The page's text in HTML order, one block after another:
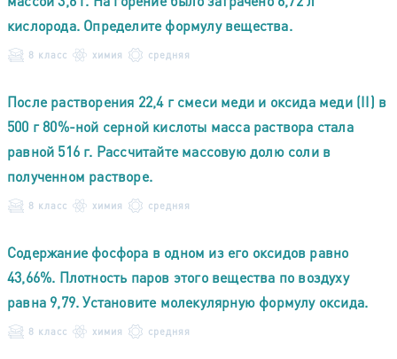
кислорода. Определите формулу вещества.
8 класс химия средняя
После растворения 22,4 г смеси меди и оксида меди (II) в
500 г 80%-ной серной кислоты масса раствора стала
равной 516 г. Рассчитайте массовую долю соли в
полученном растворе.
8 класс химия средняя
Содержание фосфора в одном из его оксидов равно
43,66%. Плотность паров этого вещества по воздуху
равна 9,79. Установите молекулярную формулу оксида.
8 класс химия средняя